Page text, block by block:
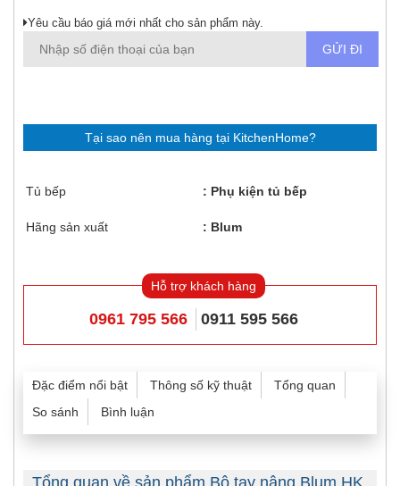
Yêu cầu báo giá mới nhất cho sản phẩm này.
Tại sao nên mua hàng tại KitchenHome?
Tủ bếp Phụ kiện tủ bếp
Hãng sản xuất Blum
Hỗ trợ khách hàng
0961 795 566 0911 595 566
Đặc điểm nổi bật Thông số kỹ thuật
Tổng quan
So sánh
Bình luận